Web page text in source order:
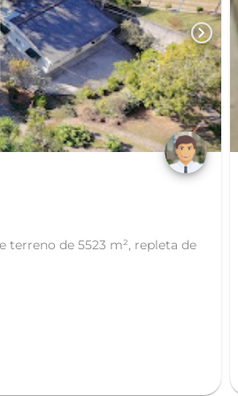
chevron_right
terreno de 5523 m², repleta de